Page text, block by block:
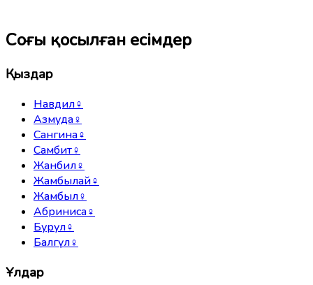
Соңғы қосылған есімдер
Қыздар
Навдил♀
Азмуда♀
Сангина♀
Самбит♀
Жанбил♀
Жамбылай♀
Жамбыл♀
Абриниса♀
Бурул♀
Балгүл♀
Ұлдар